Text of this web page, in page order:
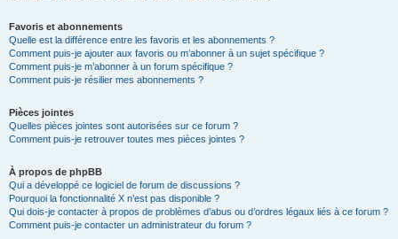
Favoris et abonnements
Quelle est la différence entre les favoris et les abonnements ?
Comment puis-je ajouter aux favoris ou m’abonner à un sujet spécifique ?
Comment puis-je m’abonner à un forum spécifique ?
Comment puis-je résilier mes abonnements ?
Pièces jointes
Quelles pièces jointes sont autorisées sur ce forum ?
Comment puis-je retrouver toutes mes pièces jointes ?
À propos de phpBB
Qui a développé ce logiciel de forum de discussions ?
Pourquoi la fonctionnalité X n’est pas disponible ?
Qui dois-je contacter à propos de problèmes d’abus ou d’ordres légaux liés à ce forum ?
Comment puis-je contacter un administrateur du forum ?